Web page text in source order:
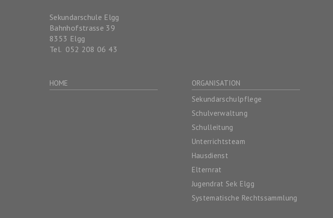
Sekundarschule Elgg
Bahnhofstrasse 39
8353 Elgg
Tel. 052 208 06 43
HOME
ORGANISATION
Sekundarschulpflege
Schulverwaltung
Schulleitung
Unterrichtsteam
Hausdienst
Elternrat
Jugendrat Sek Elgg
Systematische Rechtssammlung